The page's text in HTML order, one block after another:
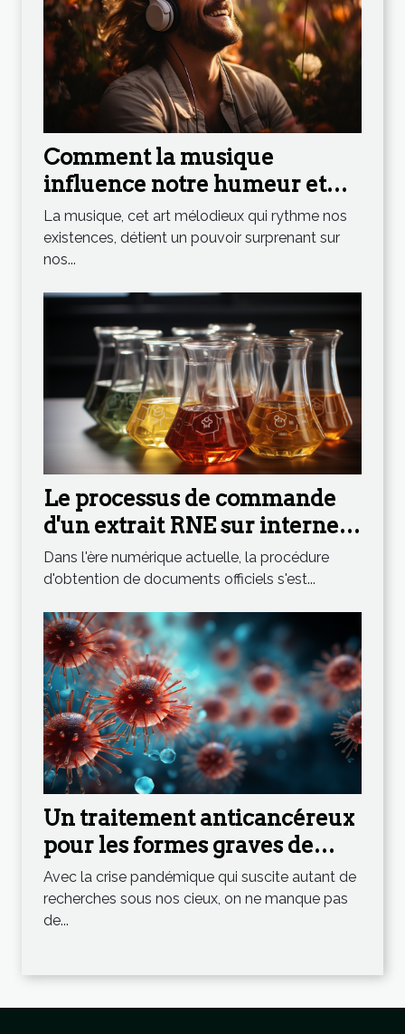
Comment la musique
influence notre humeur et
notre bien-être
La musique, cet art mélodieux qui rythme nos
existences, détient un pouvoir surprenant sur
nos...
Le processus de commande
d'un extrait RNE sur internet :
étape par étape
Dans l'ère numérique actuelle, la procédure
d'obtention de documents officiels s'est...
Un traitement anticancéreux
pour les formes graves de
Coronavirus ?
Avec la crise pandémique qui suscite autant de
recherches sous nos cieux, on ne manque pas
de...